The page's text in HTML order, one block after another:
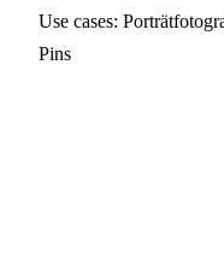
Use cases:
Pins